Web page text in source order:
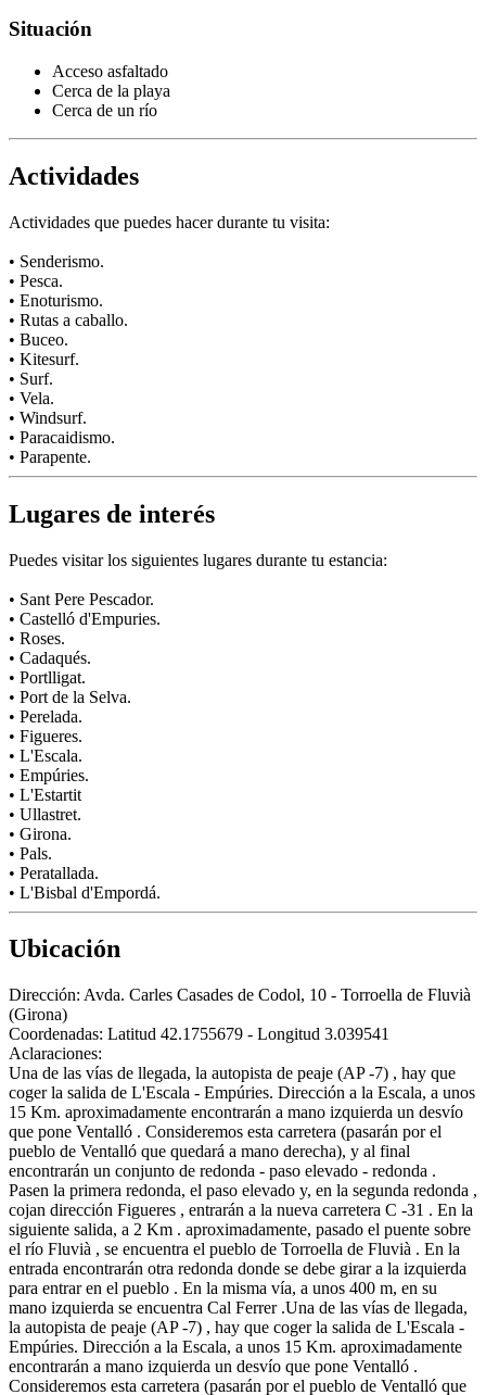
Situación
Acceso asfaltado
Cerca de la playa
Cerca de un río
Actividades
Actividades que puedes hacer durante tu visita:
• Senderismo.
• Pesca.
• Enoturismo.
• Rutas a caballo.
• Buceo.
• Kitesurf.
• Surf.
• Vela.
• Windsurf.
• Paracaidismo.
• Parapente.
Lugares de interés
Puedes visitar los siguientes lugares durante tu estancia:
• Sant Pere Pescador.
• Castelló d'Empuries.
• Roses.
• Cadaqués.
• Portlligat.
• Port de la Selva.
• Perelada.
• Figueres.
• L'Escala.
• Empúries.
• L'Estartit
• Ullastret.
• Girona.
• Pals.
• Peratallada.
• L'Bisbal d'Empordá.
Ubicación
Dirección: Avda. Carles Casades de Codol, 10 - Torroella de Fluvià
(Girona)
Coordenadas: Latitud 42.1755679 - Longitud 3.039541
Aclaraciones:
Una de las vías de llegada, la autopista de peaje (AP -7) , hay que
coger la salida de L'Escala - Empúries. Dirección a la Escala, a unos
15 Km. aproximadamente encontrarán a mano izquierda un desvío
que pone Ventalló . Consideremos esta carretera (pasarán por el
pueblo de Ventalló que quedará a mano derecha), y al final
encontrarán un conjunto de redonda - paso elevado - redonda .
Pasen la primera redonda, el paso elevado y, en la segunda redonda ,
cojan dirección Figueres , entrarán a la nueva carretera C -31 . En la
siguiente salida, a 2 Km . aproximadamente, pasado el puente sobre
el río Fluvià , se encuentra el pueblo de Torroella de Fluvià . En la
entrada encontrarán otra redonda donde se debe girar a la izquierda
para entrar en el pueblo . En la misma vía, a unos 400 m, en su
mano izquierda se encuentra Cal Ferrer .Una de las vías de llegada,
la autopista de peaje (AP -7) , hay que coger la salida de L'Escala -
Empúries. Dirección a la Escala, a unos 15 Km. aproximadamente
encontrarán a mano izquierda un desvío que pone Ventalló .
Consideremos esta carretera (pasarán por el pueblo de Ventalló que